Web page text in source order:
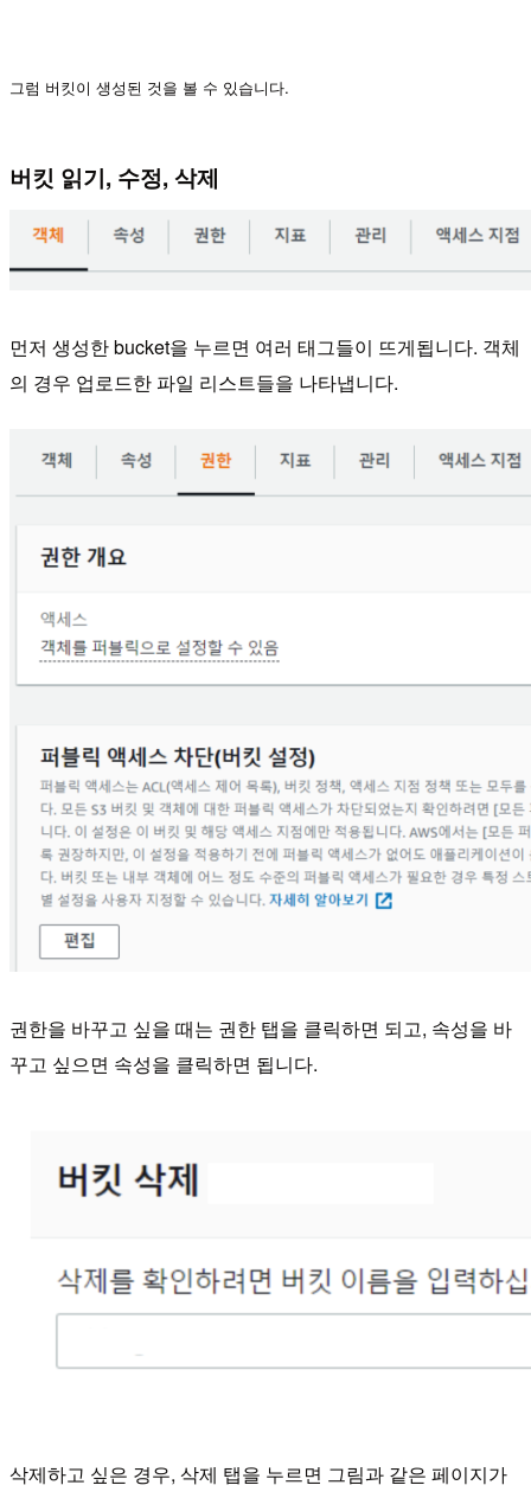
그럼 버킷이 생성된 것을 볼 수 있습니다.
버킷 읽기, 수정, 삭제
먼저 생성한 bucket을 누르면 여러 태그들이 뜨게됩니다. 객체
의 경우 업로드한 파일 리스트들을 나타냅니다.
권한을 바꾸고 싶을 때는 권한 탭을 클릭하면 되고, 속성을 바
꾸고 싶으면 속성을 클릭하면 됩니다.
삭제하고 싶은 경우, 삭제 탭을 누르면 그림과 같은 페이지가